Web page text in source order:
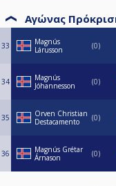
Αγώνας
33
Magnús
Lárusson
0
34
Magnús
Jóhannesson
0
35
Orven Christian
Destacamento
0
36
Magnús Grétar
Árnason
0